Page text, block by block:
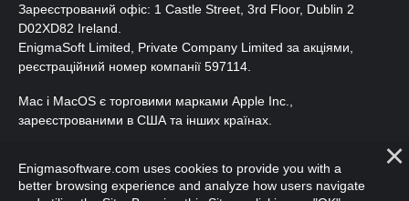
Зареєстрований офіс: 1 Castle Street, 3rd Floor, Dublin 2
D02XD82 Ireland.
EnigmaSoft Limited, Private Company Limited за акціями,
реєстраційний номер компанії 597114.
Mac і MacOS є торговими марками Apple Inc.,
зареєстрованими в США та інших країнах.
захищено.
Enigmasoftware.com uses cookies to provide you with a
better browsing experience and analyze how users navigate